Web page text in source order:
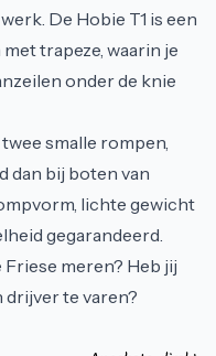
De Hobie T1 is een
trapeze, waarin je
onder de knie
smalle rompen,
dan bij boten van
lichte gewicht
gegarandeerd.
meren? Heb jij
drijver te varen?